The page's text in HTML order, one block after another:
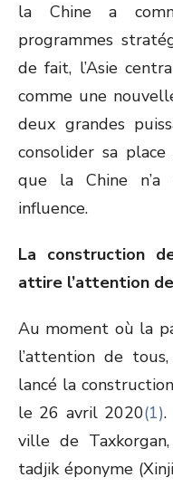
la Chine a
programmes
de fait, l’Asie
comme une
deux grandes
consolider sa
que la Chine n’a
influence.
La construction
attire l’attention
Au moment où la
l’attention de
lancé la
le 26 avril 2020(1).
ville de
tadjik éponyme